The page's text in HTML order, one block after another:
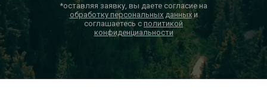
*оставляя заявку, вы даете согласие на
обработку персональных данныхи
соглашаетесь с политикой
конфиденциальности